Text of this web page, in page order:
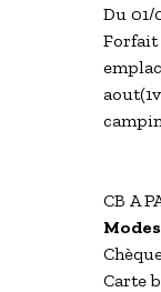
Du 01/
Forfait
CB A
Carte